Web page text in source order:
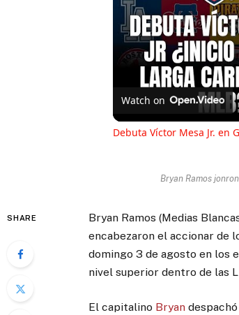
Watch on
Debuta Víctor Mesa Jr. en
Bryan Ramos
SHARE
Bryan Ramos (Medias
encabezaron el accionar de
domingo 3 de agosto en los
nivel superior dentro de las
El capitalino Bryan